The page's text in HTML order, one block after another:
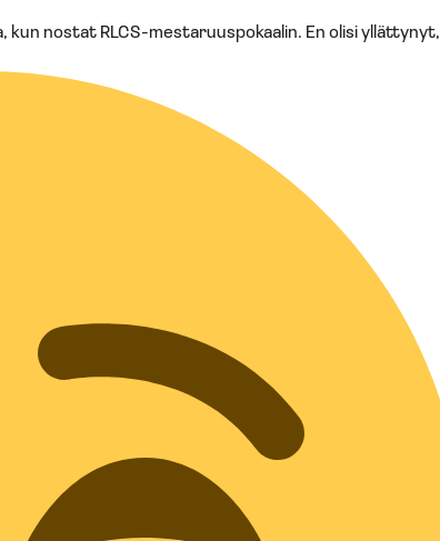
kun nostat RLCS-mestaruuspokaalin. En olisi yllättynyt,